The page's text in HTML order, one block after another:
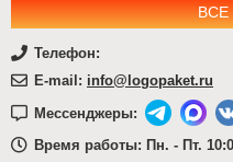
ВСЕ
Телефон:
E-mail: info@logopaket.ru
Мессенджеры:
Время работы: Пн. - Пт.